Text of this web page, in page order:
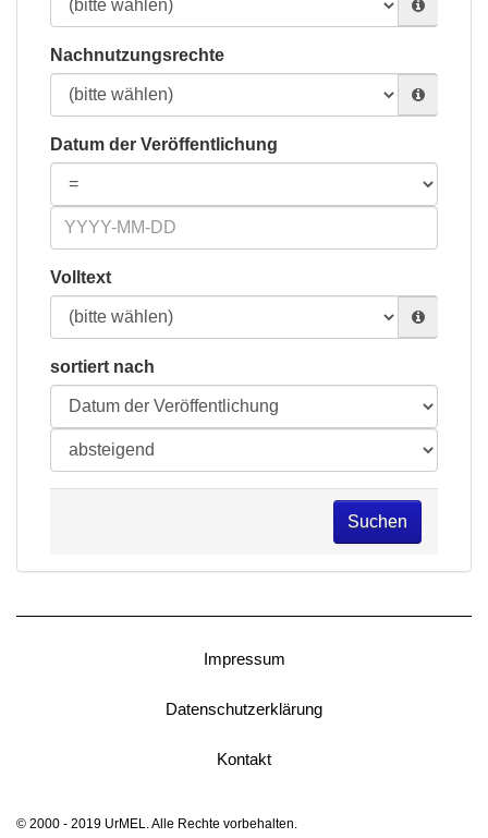
Nachnutzungsrechte
Datum der Veröffentlichung
Volltext
sortiert nach
Suchen
Impressum
Datenschutzerklärung
Kontakt
© 2000 - 2019 UrMEL. Alle Rechte vorbehalten.